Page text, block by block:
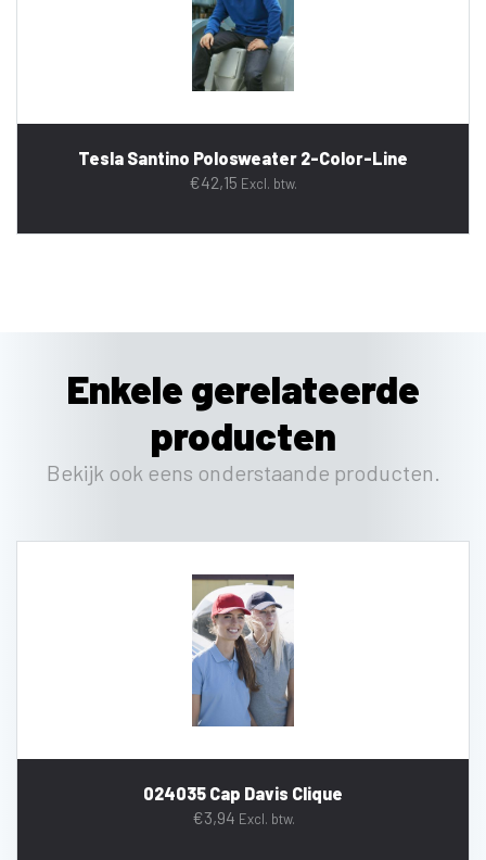
Tesla Santino Polosweater 2-Color-Line
€42,15 Excl. btw.
Enkele gerelateerde
producten
Bekijk ook eens onderstaande producten.
024035 Cap Davis Clique
€3,94 Excl. btw.